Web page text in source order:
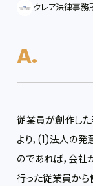
クレア法律事務
従業員が創作し
より，(1)法人の
のであれば，会社
行った従業員から